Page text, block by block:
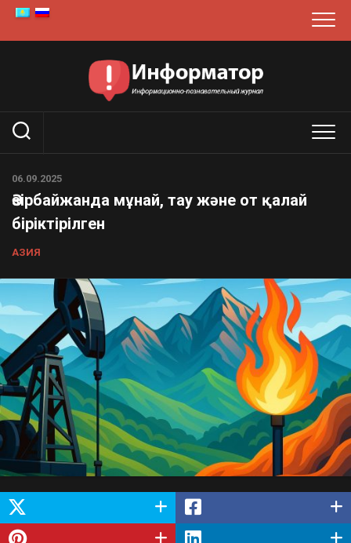
Skip
content
06.09.2025
Әзірбайжанда мұнай, тау және от қалай
біріктірілген
АЗИЯ